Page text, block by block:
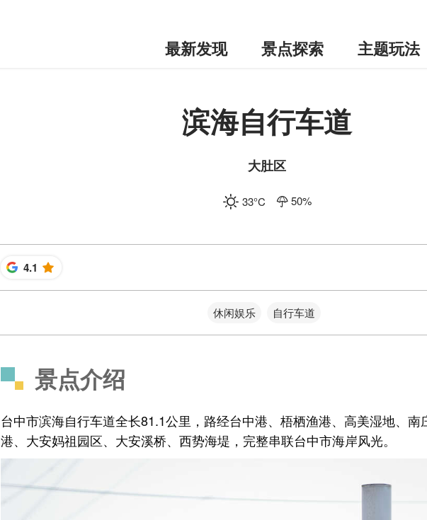
最新发现 景点探索 主题玩法
滨海自行车道
大肚区
33°C 50%
4.1 星
休闲娱乐 自行车道
景点介绍
台中市滨海自行车道全长81.1公里，路经台中港、梧栖渔港、高美湿地、南
港、大安妈祖园区、大安溪桥、西势海堤，完整串联台中市海岸风光。